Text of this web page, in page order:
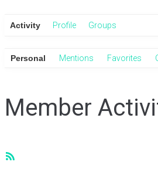
Activity Profile Groups
Personal Mentions Favorites
Member